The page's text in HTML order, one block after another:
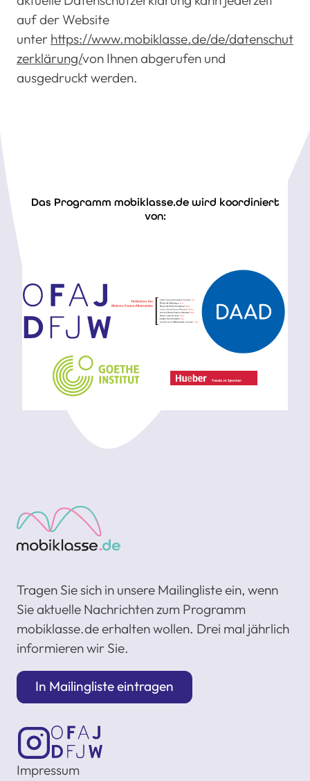
auf der Website
unter https://www.mobiklasse.de/de/datenschut
zerklärung/von Ihnen abgerufen und
ausgedruckt werden.
Das Programm mobiklasse.de wird koordiniert
von:
Tragen Sie sich in unsere Mailingliste ein, wenn
Sie aktuelle Nachrichten zum Programm
mobiklasse.de erhalten wollen. Drei mal jährlich
informieren wir Sie.
In Mailingliste eintragen
Impressum